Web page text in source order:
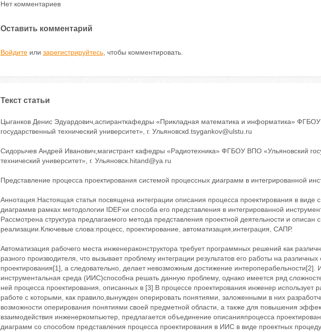
Нет комментариев
Оставить комментарий
Войдитеили зарегистрируйтесь, чтобы комментировать.
Текст статьи
Цыганков Денис Эдуардович,аспиранткафедры «Прикладная математика и информатика»
государственный технический университет», г. Ульяновскd.tsygankov@ulstu.ru
Сидорычев Андрей Иванович,магистрант кафедры «Радиотехника» ФГБОУ ВПО «Ульяновский
технический университет», г. Ульяновск.hitand@ya.ru
Представление процесса проектирования системой процессных диаграмм в интегрированной
Аннотация.Настоящая статья посвящена интеграции описания процесса проектирования в виде
диаграммв рамках методологии IDEFxи способа его представления в интегрированной
Рассмотрена структура предлагаемого метода представления проектной деятельности и описан
реализации.Ключевые слова:процесс, проектирование, автоматизация,интеграция, САПР.
Автоматизация рабочего места инженераконструктора требует программных решений как
разного производителя, что вызывает проблему интеграции результатов его работы на различных
проектирования[1], а следовательно, делает невозможным достижение интероперабельности[2].
инструментальная среда (ИИС)способна решать данную проблему, однако имеется ряд
ней процесса проектирования, описанных в [3].В процессе проектирования инженер использует
работе с которыми, как правило,вынужден оперировать понятиями, заложенными в них
возможности оперирования понятиями своей предметной области, а также для повышения
взаимодействия инженеркомпьютер, предлагается объединение описанияпроцесса
диаграмм со способом представления процесса проектирования в ИИС в виде проектных